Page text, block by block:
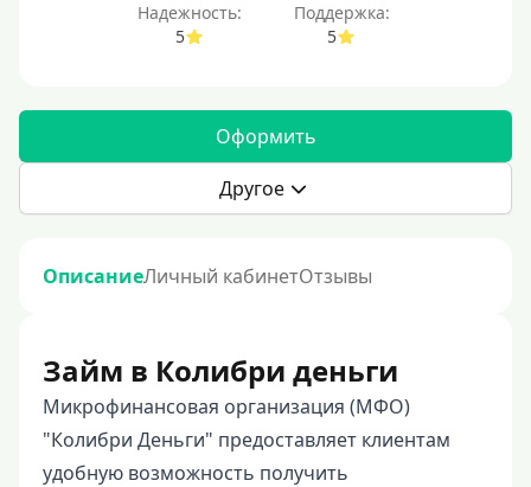
Надежность:
5
Поддержка:
5
Оформить
Другое
ОписаниеЛичный кабинетОтзывы
Займ в Колибри деньги
Микрофинансовая организация (МФО)
"Колибри Деньги" предоставляет клиентам
удобную возможность получить